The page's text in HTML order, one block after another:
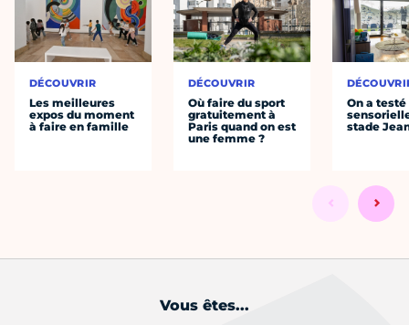
DÉCOUVRIR
Les meilleures
expos du moment
à faire en famille
DÉCOUVRIR
Où faire du sport
gratuitement à
Paris quand on est
une femme ?
On a
stade
Vous êtes...